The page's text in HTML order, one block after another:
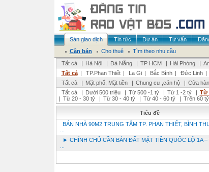
Sàn giao dịch Tin tức Dự án Tư vấn
Cần bán
Cho thuê
Tìm theo nhu cầu
Tất cả
| Hà Nội | Đà Nẵng | TP HCM | Hải Phòng |
Tất cả | TP.Phan Thiết | La Gi | Bắc Bình | Đức Linh |
Tất cả
| Mặt phố, Mặt tiền | Chung cư ,căn hộ | Cửa
Tất cả
| Dưới 500 triệu | Từ 500 -1 tỷ | Từ 1 -2 tỷ | Từ
| Từ 20 - 30 tỷ | Từ 30 - 40 tỷ | Từ 40 - 60 tỷ | Trên 60 tỷ
Tiêu đề
BÁN NHÀ 90M2 TRUNG TÂM TP. PHAN THIẾT, BÌNH
► CHÍNH CHỦ CẦN BÁN ĐẤT MẶT TIỀN QUỐC LỘ 1A –